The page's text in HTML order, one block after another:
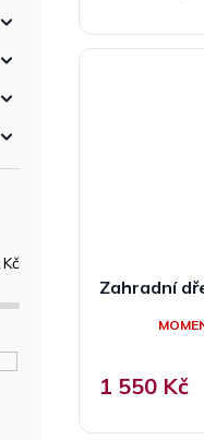
Kč
Zahradní
1 550 Kč